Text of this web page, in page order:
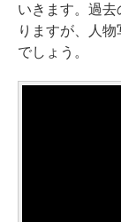
いきます。過
りますが、人
でしょう。